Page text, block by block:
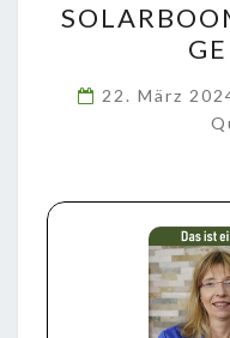
22. März